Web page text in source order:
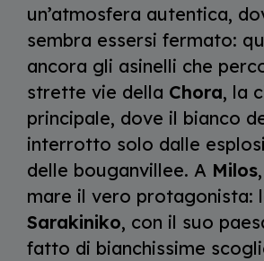
un’atmosfera autentica,
sembra essersi fermato:
ancora gli asinelli che
strette vie della Chora, la
principale, dove il bianco
interrotto solo dalle
delle bouganvillee. A Milos
mare il vero protagonista:
Sarakiniko, con il suo
fatto di bianchissime